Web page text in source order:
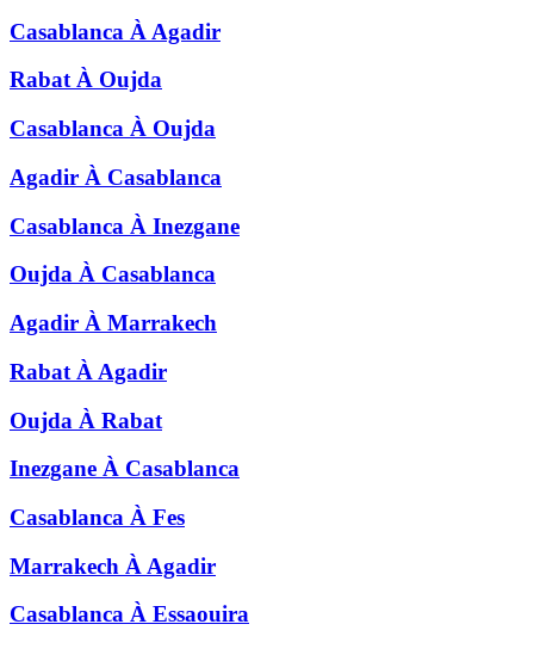
Casablanca À Agadir
Rabat À Oujda
Casablanca À Oujda
Agadir À Casablanca
Casablanca À Inezgane
Oujda À Casablanca
Agadir À Marrakech
Rabat À Agadir
Oujda À Rabat
Inezgane À Casablanca
Casablanca À Fes
Marrakech À Agadir
Casablanca À Essaouira